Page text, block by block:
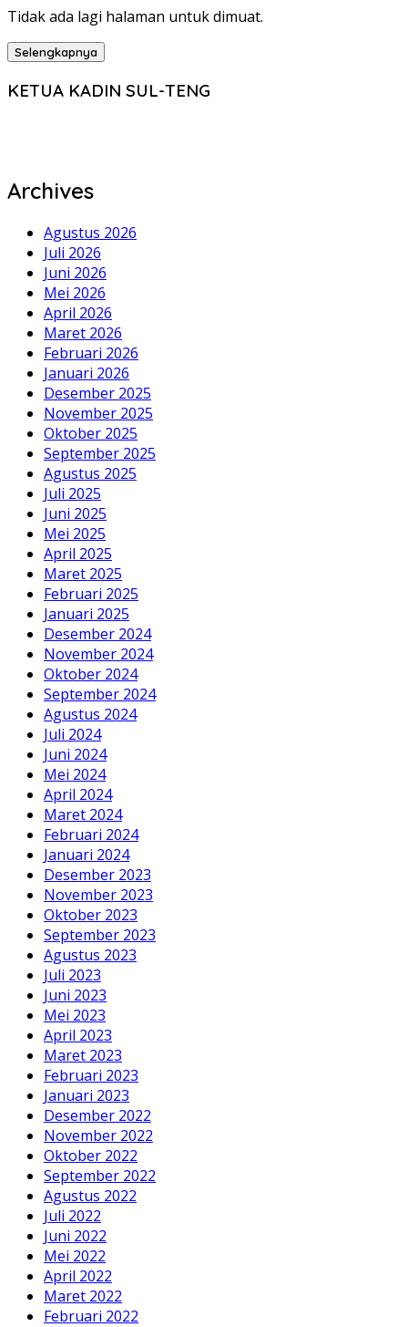
Tidak ada lagi halaman untuk dimuat.
Selengkapnya
KETUA KADIN SUL-TENG
Archives
Agustus 2026
Juli 2026
Juni 2026
Mei 2026
April 2026
Maret 2026
Februari 2026
Januari 2026
Desember 2025
November 2025
Oktober 2025
September 2025
Agustus 2025
Juli 2025
Juni 2025
Mei 2025
April 2025
Maret 2025
Februari 2025
Januari 2025
Desember 2024
November 2024
Oktober 2024
September 2024
Agustus 2024
Juli 2024
Juni 2024
Mei 2024
April 2024
Maret 2024
Februari 2024
Januari 2024
Desember 2023
November 2023
Oktober 2023
September 2023
Agustus 2023
Juli 2023
Juni 2023
Mei 2023
April 2023
Maret 2023
Februari 2023
Januari 2023
Desember 2022
November 2022
Oktober 2022
September 2022
Agustus 2022
Juli 2022
Juni 2022
Mei 2022
April 2022
Maret 2022
Februari 2022